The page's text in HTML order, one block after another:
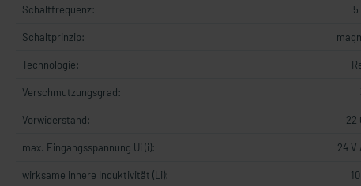
Schaltfrequenz: 5
Schaltprinzip:
Technologie:
Verschmutzungsgrad:
Vorwiderstand: 22
max. Eingangsspannung Ui (i): 24 V
wirksame innere Induktivität (Li):